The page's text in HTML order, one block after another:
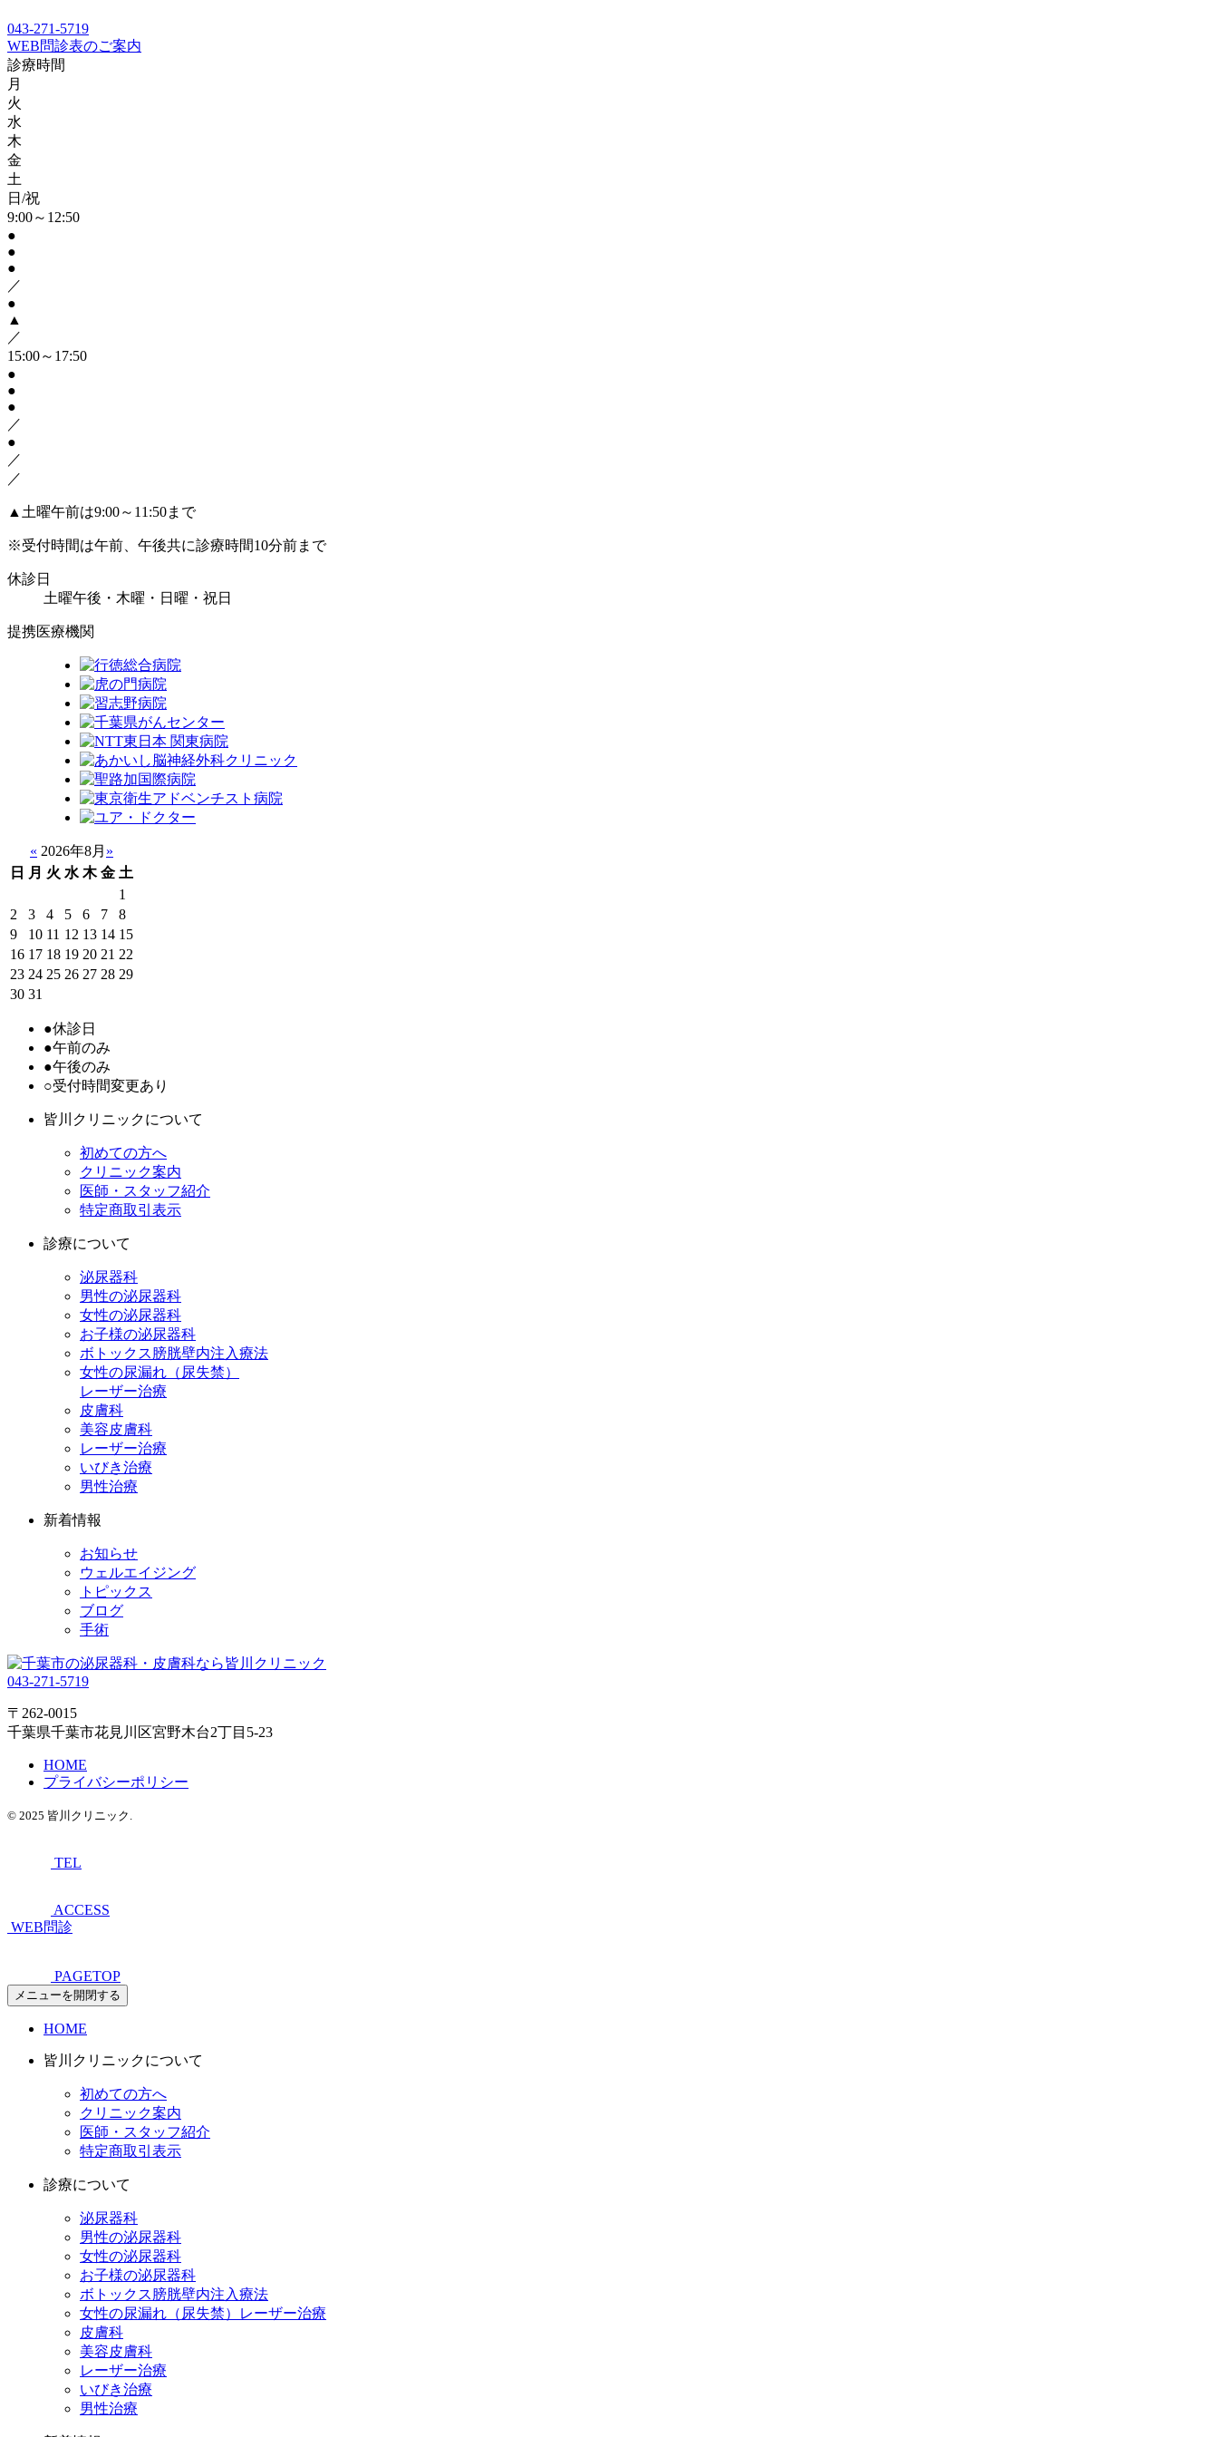
043-271-5719
WEB問診表のご案内
診療時間
月
火
水
木
金
土
日/祝
9:00～12:50
●
●
●
／
●
▲
／
15:00～17:50
●
●
●
／
●
／
／
▲ 土曜午前は9:00～11:50まで
※受付時間は午前、午後共に診療時間10分前まで
休診日
土曜午後・木曜・日曜・祝日
提携医療機関
« 2026年8月 »
日
月 火 水 木 金 土
1
2
3 4 5 6 7
8
9
10 11 12 13 14 15
16 17 18 19 20 21 22
23 24 25 26 27 28 29
30 31
●休診日
●午前のみ
●午後のみ
○受付時間変更あり
皆川クリニックについて
初めての方へ
クリニック案内
医師・スタッフ紹介
特定商取引表示
診療について
泌尿器科
男性の泌尿器科
女性の泌尿器科
お子様の泌尿器科
ボトックス膀胱壁内注入療法
女性の尿漏れ（尿失禁）
レーザー治療
皮膚科
美容皮膚科
レーザー治療
いびき治療
男性治療
新着情報
お知らせ
ウェルエイジング
トピックス
ブログ
手術
043-271-5719
〒262-0015
千葉県千葉市花見川区宮野木台2丁目5-23
HOME
プライバシーポリシー
© 2025 皆川クリニック.
TEL
ACCESS
WEB問診
PAGETOP
メニューを開閉する
HOME
皆川クリニックについて
初めての方へ
クリニック案内
医師・スタッフ紹介
特定商取引表示
診療について
泌尿器科
男性の泌尿器科
女性の泌尿器科
お子様の泌尿器科
ボトックス膀胱壁内注入療法
女性の尿漏れ（尿失禁）レーザー治療
皮膚科
美容皮膚科
レーザー治療
いびき治療
男性治療